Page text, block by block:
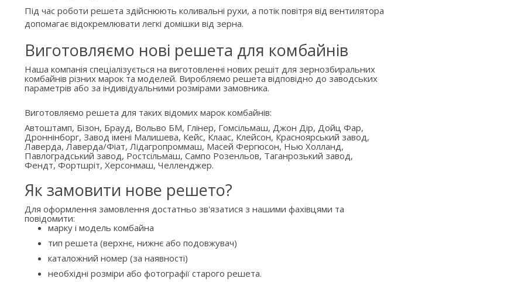
Під час роботи решета здійснюють коливальні рухи, а потік повітря від вентилятора
допомагає відокремлювати легкі домішки від зерна.
Виготовляємо нові решета для комбайнів
Наша компанія спеціалізується на виготовленні нових решіт для зернозбиральних
комбайнів різних марок та моделей. Виробляємо решета відповідно до заводських
параметрів або за індивідуальними розмірами замовника.
Виготовляємо решета для таких відомих марок комбайнів:
Автоштамп, Бізон, Брауд, Вольво БМ, Глінер, Гомсільмаш, Джон Дір, Дойц Фар,
Дроннінборг, Завод імені Малишева, Кейс, Клаас, Клейсон, Красноярський завод,
Лаверда, Лаверда/Фіат, Лідагропроммаш, Масей Фергюсон, Нью Холланд,
Павлоградський завод, Ростсільмаш, Сампо Розенльов, Таганрозький завод,
Фендт, Фортшріт, Херсонмаш, Челленджер.
Як замовити нове решето?
Для оформлення замовлення достатньо зв'язатися з нашими фахівцями та
повідомити:
марку і модель комбайна
тип решета (верхнє, нижнє або подовжувач)
каталожний номер (за наявності)
необхідні розміри або фотографії старого решета.